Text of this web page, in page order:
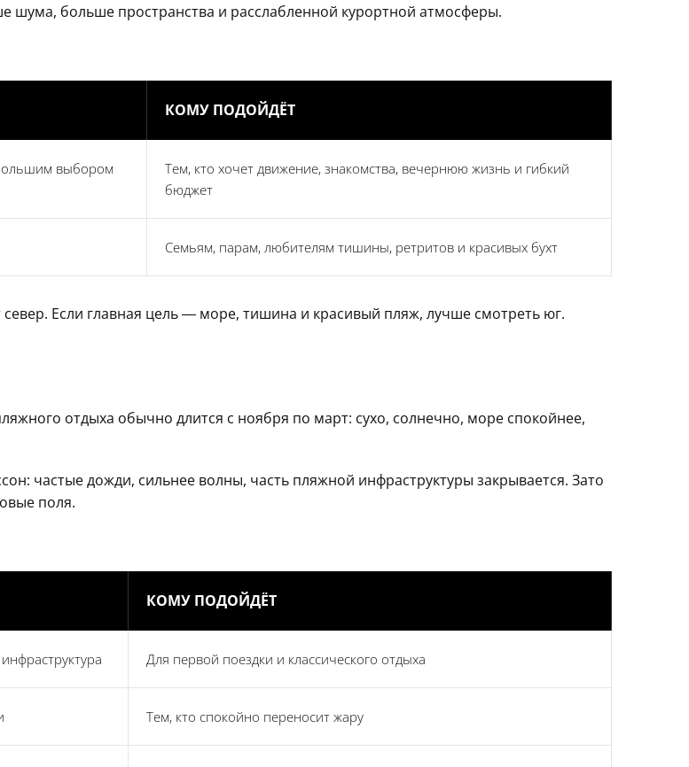
больше пространства и расслабленной курортной атмосферы.
КОМУ ПОДОЙДЁТ
выбором
Тем, кто хочет движение, знакомства, вечернюю жизнь и гибкий
бюджет
Семьям, парам, любителям тишины, ретритов и красивых бухт
Если главная цель — море, тишина и красивый пляж, лучше смотреть юг.
отдыха обычно длится с ноября по март: сухо, солнечно, море спокойнее,
частые дожди, сильнее волны, часть пляжной инфраструктуры закрывается. Зато
поля.
КОМУ ПОДОЙДЁТ
Для первой поездки и классического отдыха
Тем, кто спокойно переносит жару